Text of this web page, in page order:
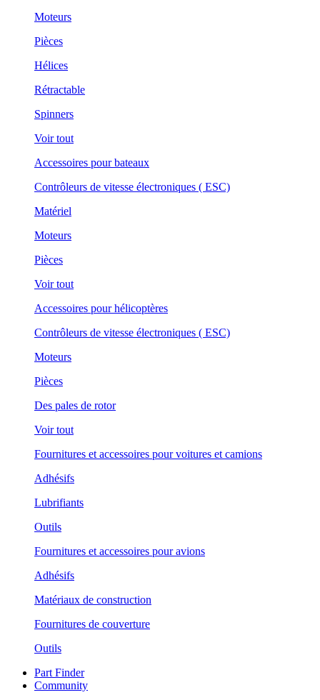
Moteurs
Pièces
Hélices
Rétractable
Spinners
Voir tout
Accessoires pour bateaux
Contrôleurs de vitesse électroniques ( ESC)
Matériel
Moteurs
Pièces
Voir tout
Accessoires pour hélicoptères
Contrôleurs de vitesse électroniques ( ESC)
Moteurs
Pièces
Des pales de rotor
Voir tout
Fournitures et accessoires pour voitures et camions
Adhésifs
Lubrifiants
Outils
Fournitures et accessoires pour avions
Adhésifs
Matériaux de construction
Fournitures de couverture
Outils
Part Finder
Community